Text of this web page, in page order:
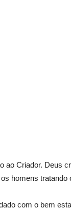
ao Criador. Deus
homens tratando
com o bem